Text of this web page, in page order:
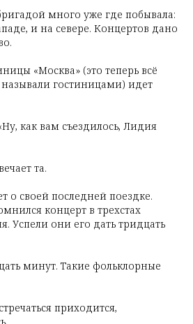
много уже где побывала:
и на севере. Концертов дано
«Москва» (это теперь всё
гостиницами) идет
как вам съездилось, Лидия
та.
о своей последней поездке.
концерт в трехстах
Успели они его дать тридцать
минут. Такие фольклорные
приходится,